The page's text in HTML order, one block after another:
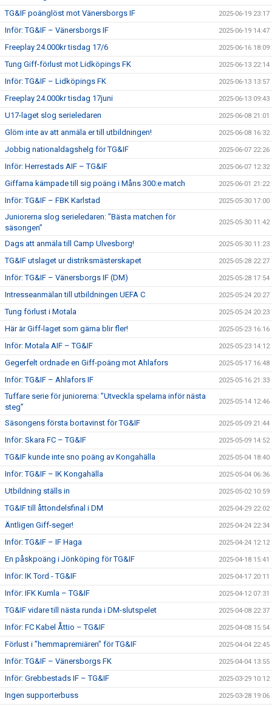
TG&IF poänglöst mot Vänersborgs IF 2025-06-19 23:17
Inför: TG&IF – Vänersborgs IF 2025-06-19 14:47
Freeplay 24.000kr tisdag 17/6 2025-06-16 18:09
Tung Giff-förlust mot Lidköpings FK 2025-06-13 22:14
Inför: TG&IF – Lidköpings FK 2025-06-13 13:57
Freeplay 24.000kr tisdag 17juni 2025-06-13 09:43
U17-laget slog serieledaren 2025-06-08 21:01
Glöm inte av att anmäla er till utbildningen! 2025-06-08 16:32
Jobbig nationaldagshelg för TG&IF 2025-06-07 22:26
Inför: Herrestads AIF – TG&IF 2025-06-07 12:32
Giffarna kämpade till sig poäng i Måns 300:e match 2025-06-01 21:22
Inför: TG&IF – FBK Karlstad 2025-05-30 17:00
Juniorerna slog serieledaren: ”Bästa matchen för
säsongen”
2025-05-30 11:42
Dags att anmäla till Camp Ulvesborg! 2025-05-30 11:23
TG&IF utslaget ur distriksmästerskapet 2025-05-28 22:27
Inför: TG&IF – Vänersborgs IF (DM) 2025-05-28 17:54
Intresseanmälan till utbildningen UEFA C 2025-05-24 20:27
Tung förlust i Motala 2025-05-24 20:23
Här är Giff-laget som gärna blir fler! 2025-05-23 16:16
Inför: Motala AIF – TG&IF 2025-05-23 14:12
Gegerfelt ordnade en Giff-poäng mot Ahlafors 2025-05-17 16:48
Inför: TG&IF – Ahlafors IF 2025-05-16 21:33
Tuffare serie för juniorerna: ”Utveckla spelarna inför nästa
steg”
2025-05-14 12:46
Säsongens första bortavinst för TG&IF 2025-05-09 21:44
Inför: Skara FC – TG&IF 2025-05-09 14:52
TG&IF kunde inte sno poäng av Kongahälla 2025-05-04 18:40
Inför: TG&IF – IK Kongahälla 2025-05-04 06:36
Utbildning ställs in 2025-05-02 10:59
TG&IF till åttondelsfinal i DM 2025-04-29 22:02
Äntligen Giff-seger! 2025-04-24 22:34
Inför: TG&IF – IF Haga 2025-04-24 12:12
En påskpoäng i Jönköping för TG&IF 2025-04-18 15:41
Inför: IK Tord - TG&IF 2025-04-17 20:11
Inför: IFK Kumla – TG&IF 2025-04-12 07:31
TG&IF vidare till nästa runda i DM-slutspelet 2025-04-08 22:37
Inför: FC Kabel Åttio – TG&IF 2025-04-08 15:54
Förlust i ”hemmapremiären” för TG&IF 2025-04-04 22:45
Inför: TG&IF – Vänersborgs FK 2025-04-04 13:55
Inför: Grebbestads IF – TG&IF 2025-03-29 10:12
Ingen supporterbuss 2025-03-28 19:06